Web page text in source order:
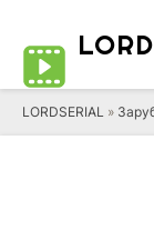
LORD
LORDSERIAL »